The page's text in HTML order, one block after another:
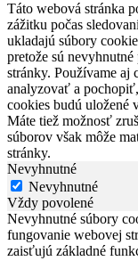
Táto webová stránka
zážitku počas
ukladajú súbory
pretože sú
stránky. Používame aj
analyzovať a
cookies budú uložené
Máte tiež možnosť
súborov však môže
stránky.
Nevyhnutné
Nevyhnutné
Vždy povolené
Nevyhnutné súbory
fungovanie webovej
zaisťujú základné